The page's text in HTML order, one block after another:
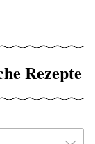
Rezepte